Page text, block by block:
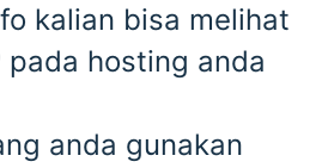
kalian bisa melihat
pada hosting anda
anda gunakan